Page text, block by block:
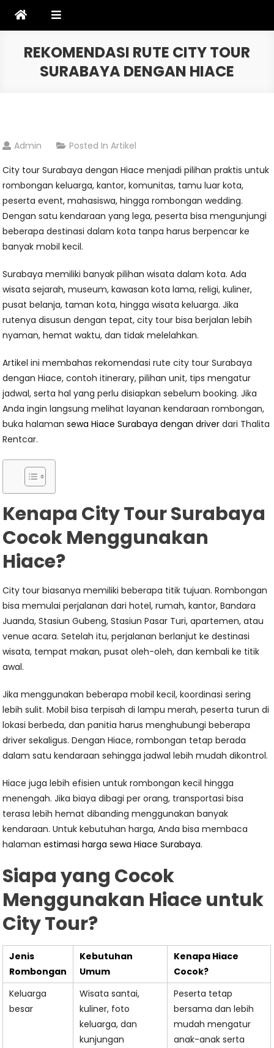
REKOMENDASI RUTE CITY TOUR
SURABAYA DENGAN HIACE
Admin Posted InArtikel
City tour Surabaya dengan Hiace menjadi pilihan praktis untuk
rombongan keluarga, kantor, komunitas, tamu luar kota,
peserta event, mahasiswa, hingga rombongan wedding.
Dengan satu kendaraan yang lega, peserta bisa mengunjungi
beberapa destinasi dalam kota tanpa harus berpencar ke
banyak mobil kecil.
Surabaya memiliki banyak pilihan wisata dalam kota. Ada
wisata sejarah, museum, kawasan kota lama, religi, kuliner,
pusat belanja, taman kota, hingga wisata keluarga. Jika
rutenya disusun dengan tepat, city tour bisa berjalan lebih
nyaman, hemat waktu, dan tidak melelahkan.
Artikel ini membahas rekomendasi rute city tour Surabaya
dengan Hiace, contoh itinerary, pilihan unit, tips mengatur
jadwal, serta hal yang perlu disiapkan sebelum booking. Jika
Anda ingin langsung melihat layanan kendaraan rombongan,
buka halamansewa Hiace Surabaya dengan driver dari Thalita
Rentcar.
Kenapa City Tour Surabaya
Cocok Menggunakan
Hiace?
City tour biasanya memiliki beberapa titik tujuan. Rombongan
bisa memulai perjalanan dari hotel, rumah, kantor, Bandara
Juanda, Stasiun Gubeng, Stasiun Pasar Turi, apartemen, atau
venue acara. Setelah itu, perjalanan berlanjut ke destinasi
wisata, tempat makan, pusat oleh-oleh, dan kembali ke titik
awal.
Jika menggunakan beberapa mobil kecil, koordinasi sering
lebih sulit. Mobil bisa terpisah di lampu merah, peserta turun di
lokasi berbeda, dan panitia harus menghubungi beberapa
driver sekaligus. Dengan Hiace, rombongan tetap berada
dalam satu kendaraan sehingga jadwal lebih mudah dikontrol.
Hiace juga lebih efisien untuk rombongan kecil hingga
menengah. Jika biaya dibagi per orang, transportasi bisa
terasa lebih hemat dibanding menggunakan banyak
kendaraan. Untuk kebutuhan harga, Anda bisa membaca
halamanestimasi harga sewa Hiace Surabaya.
Siapa yang Cocok
Menggunakan Hiace untuk
City Tour?
Jenis
Rombongan
Kebutuhan
Umum
Kenapa Hiace
Cocok?
Keluarga
besar
Wisata santai,
kuliner, foto
keluarga, dan
kunjungan
Peserta tetap
bersama dan lebih
mudah mengatur
anak-anak serta